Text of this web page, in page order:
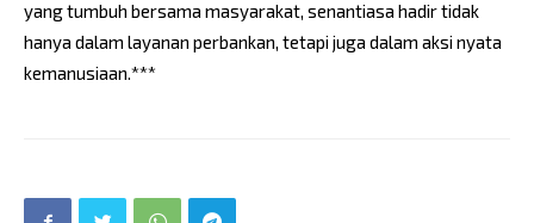
yang tumbuh bersama masyarakat, senantiasa hadir tidak
hanya dalam layanan perbankan, tetapi juga dalam aksi nyata
kemanusiaan.***